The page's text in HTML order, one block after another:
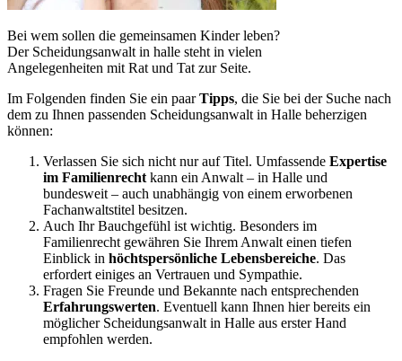
Bei wem sollen die gemeinsamen Kinder leben?
Der Scheidungsanwalt in halle steht in vielen
Angelegenheiten mit Rat und Tat zur Seite.
Im Folgenden finden Sie ein paarTipps, die Sie bei der Suche nach
dem zu Ihnen passenden Scheidungsanwalt in Halle beherzigen
können:
Verlassen Sie sich nicht nur auf Titel. Umfassende Expertise
im Familienrecht kann ein Anwalt – in Halle und
bundesweit – auch unabhängig von einem erworbenen
Fachanwaltstitel besitzen.
Auch Ihr Bauchgefühl ist wichtig. Besonders im
Familienrecht gewähren Sie Ihrem Anwalt einen tiefen
Einblick in höchtspersönliche Lebensbereiche. Das
erfordert einiges an Vertrauen und Sympathie.
Fragen Sie Freunde und Bekannte nach entsprechenden
Erfahrungswerten. Eventuell kann Ihnen hier bereits ein
möglicher Scheidungsanwalt in Halle aus erster Hand
empfohlen werden.